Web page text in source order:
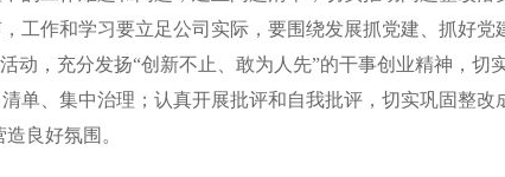
工作和学习要立足公司实际，要围绕发展抓党建、抓好党
动，充分发扬“创新不止、敢为人先”的干事创业精神，切
单、集中治理；认真开展批评和自我批评，切实巩固整改
良好氛围。